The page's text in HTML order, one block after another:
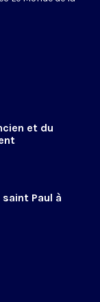
et du
Paul à